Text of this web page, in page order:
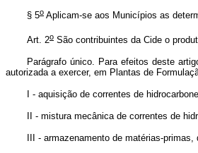
§ 5o Aplicam-se aos Municípios as
Art. 2o São contribuintes da Cide o
Parágrafo único. Para efeitos deste
autorizada a exercer, em Plantas de
I - aquisição de correntes de
II - mistura mecânica de correntes de
III - armazenamento de matérias-